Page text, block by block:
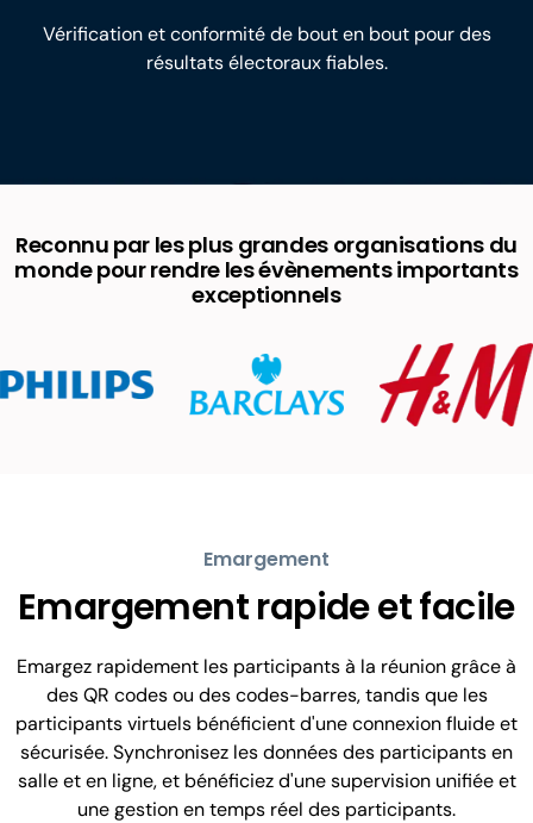
Vérification et conformité de bout en bout pour des
résultats électoraux fiables.
Reconnu par les plus grandes organisations du
monde pour rendre les évènements importants
exceptionnels
Emargement
Emargement rapide et facile
Emargez rapidement les participants à la réunion grâce à
des QR codes ou des codes-barres, tandis que les
participants virtuels bénéficient d'une connexion fluide et
sécurisée. Synchronisez les données des participants en
salle et en ligne, et bénéficiez d'une supervision unifiée et
une gestion en temps réel des participants.